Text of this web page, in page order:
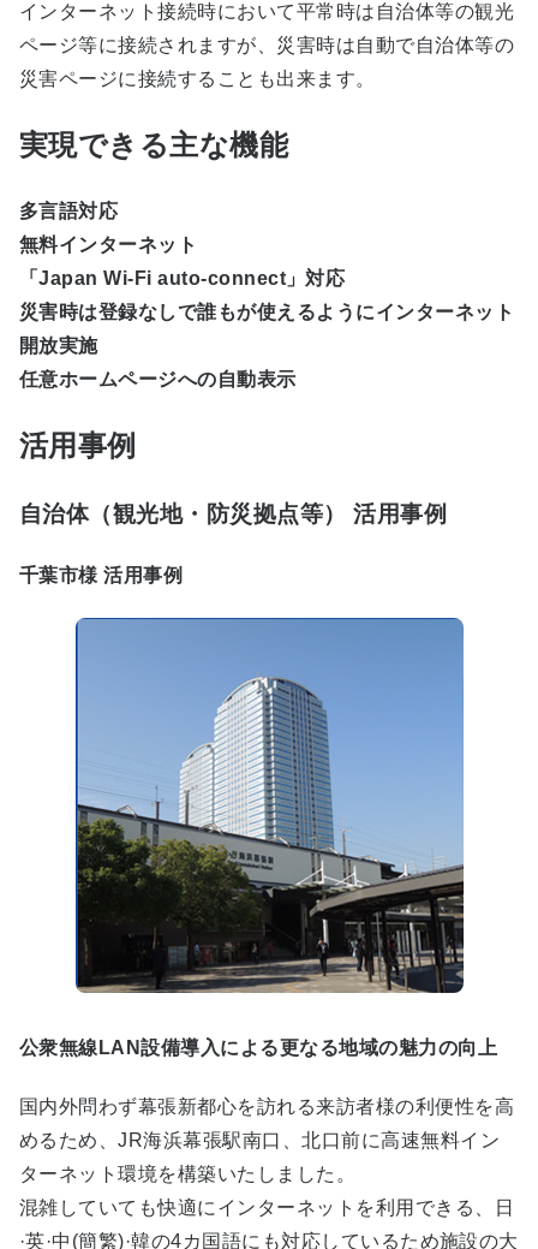
インターネット接続時において平常時は自治体等の観光
ページ等に接続されますが、災害時は自動で自治体等の
災害ページに接続することも出来ます。
実現できる主な機能
多言語対応
無料インターネット
「Japan Wi-Fi auto-connect」対応
災害時は登録なしで誰もが使えるようにインターネット
開放実施
任意ホームページへの自動表示
活用事例
自治体（観光地・防災拠点等） 活用事例
千葉市様 活用事例
公衆無線LAN設備導入による更なる地域の魅力の向上
国内外問わず幕張新都心を訪れる来訪者様の利便性を高
めるため、JR海浜幕張駅南口、北口前に高速無料イン
ターネット環境を構築いたしました。
混雑していても快適にインターネットを利用できる、日
·英·中(簡繁)·韓の4カ国語にも対応しているため施設の大